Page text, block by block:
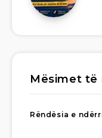
Mësimet të
Rëndësia e